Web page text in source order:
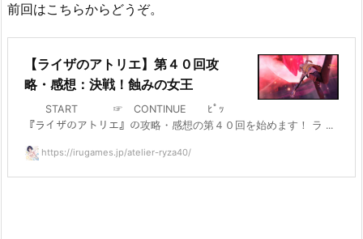
前回はこちらからどうぞ。
【ライザのアトリエ】第４０回攻
略・感想：決戦！蝕みの女王
START ☞ CONTINUE ﾋﾟｯ
『ライザのアトリエ』の攻略・感想の第４０回を始めます！ ラ ...
https://irugames.jp/atelier-ryza40/